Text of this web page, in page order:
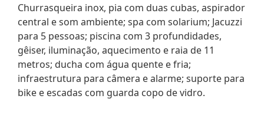
Churrasqueira inox, pia com duas cubas, aspirador
central e som ambiente; spa com solarium; Jacuzzi
para 5 pessoas; piscina com 3 profundidades,
gêiser, iluminação, aquecimento e raia de 11
metros; ducha com água quente e fria;
infraestrutura para câmera e alarme; suporte para
bike e escadas com guarda copo de vidro.